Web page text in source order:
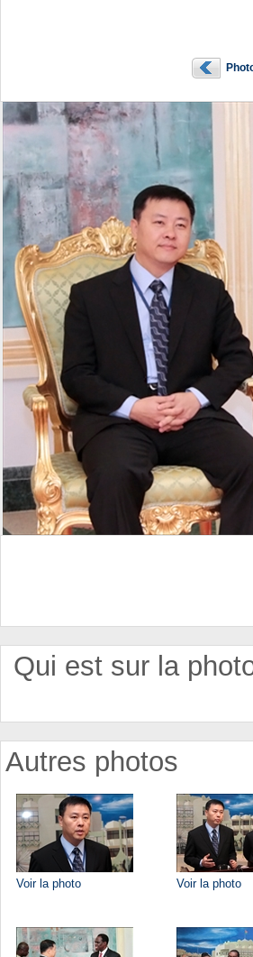
Qui est sur la
Autres photos
Voir la photo Voir la photo